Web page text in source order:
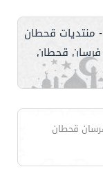
قحطان
قحطان
قحطان